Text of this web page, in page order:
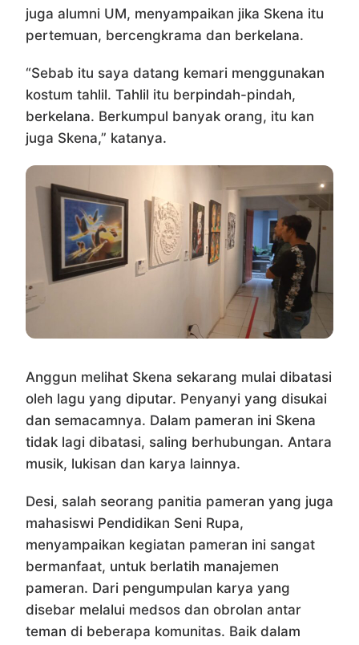
juga alumni UM, menyampaikan jika Skena itu
pertemuan, bercengkrama dan berkelana.
“Sebab itu saya datang kemari menggunakan
kostum tahlil. Tahlil itu berpindah-pindah,
berkelana. Berkumpul banyak orang, itu kan
juga Skena,” katanya.
Anggun melihat Skena sekarang mulai dibatasi
oleh lagu yang diputar. Penyanyi yang disukai
dan semacamnya. Dalam pameran ini Skena
tidak lagi dibatasi, saling berhubungan. Antara
musik, lukisan dan karya lainnya.
Desi, salah seorang panitia pameran yang juga
mahasiswi Pendidikan Seni Rupa,
menyampaikan kegiatan pameran ini sangat
bermanfaat, untuk berlatih manajemen
pameran. Dari pengumpulan karya yang
disebar melalui medsos dan obrolan antar
teman di beberapa komunitas. Baik dalam